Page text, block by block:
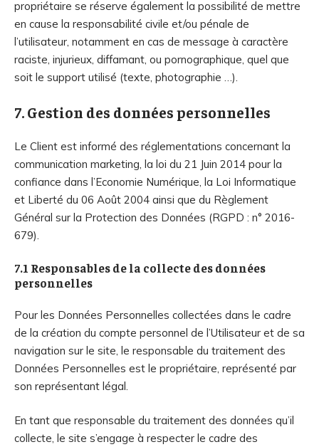
propriétaire se réserve également la possibilité de mettre
en cause la responsabilité civile et/ou pénale de
l’utilisateur, notamment en cas de message à caractère
raciste, injurieux, diffamant, ou pornographique, quel que
soit le support utilisé (texte, photographie …).
7. Gestion des données personnelles
Le Client est informé des réglementations concernant la
communication marketing, la loi du 21 Juin 2014 pour la
confiance dans l’Economie Numérique, la Loi Informatique
et Liberté du 06 Août 2004 ainsi que du Règlement
Général sur la Protection des Données (RGPD : n° 2016-
679).
7.1 Responsables de la collecte des données
personnelles
Pour les Données Personnelles collectées dans le cadre
de la création du compte personnel de l’Utilisateur et de sa
navigation sur le site, le responsable du traitement des
Données Personnelles est le propriétaire, représenté par
son représentant légal.
En tant que responsable du traitement des données qu’il
collecte, le site s’engage à respecter le cadre des